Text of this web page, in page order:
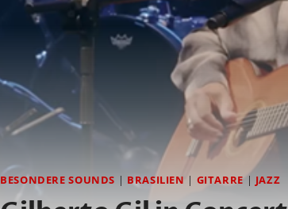
BESONDERE SOUNDS | BRASILIEN | GITARRE| JAZZ